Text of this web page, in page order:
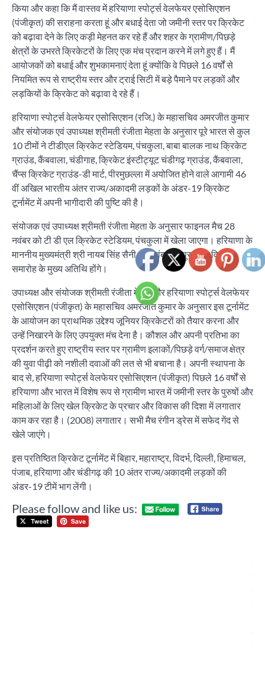
किया और कहा कि मैं वास्तव में हरियाणा स्पोर्ट्स वेलफेयर एसोसिएशन
(पंजीकृत) की सराहना करता हूं और बधाई देता जो जमीनी स्तर पर क्रिकेट
को बढ़ावा देने के लिए कड़ी मेहनत कर रहे हैं और शहर के ग्रामीण/पिछड़े
क्षेत्रों के उभरते क्रिकेटरों के लिए एक मंच प्रदान करने में लगे हुए हैं। मैं
आयोजकों को बधाई और शुभकामनाएं देता हूं क्योंकि वे पिछले 16 वर्षों से
नियमित रूप से राष्ट्रीय स्तर और ट्राई सिटी में बड़े पैमाने पर लड़कों और
लड़कियों के क्रिकेट को बढ़ावा दे रहे हैं।
हरियाणा स्पोर्ट्स वेलफेयर एसोसिएशन (रजि.) के महासचिव अमरजीत कुमार
और संयोजक एवं उपाध्यक्ष श्रीमती रंजीता मेहता के अनुसार पूरे भारत से कुल
10 टीमों ने टीडीएल क्रिकेट स्टेडियम, पंचकुला, बाबा बालक नाथ क्रिकेट
ग्राउंड, कैंबवाला, चंडीगाह, क्रिकेट इंस्टीट्यूट चंडीगढ़ ग्राउंड, कैंबवाला,
चैंप्स क्रिकेट ग्राउंड-डी मार्ट, पीरमुछल्ला में अयोजित होने वाले आगामी 46
वीं अखिल भारतीय अंतर राज्य/अकादमी लड़कों के अंडर-19 क्रिकेट
टूर्नामेंट में अपनी भागीदारी की पुष्टि की है।
संयोजक एवं उपाध्यक्ष श्रीमती रंजीता मेहता के अनुसार फाइनल मैच 28
नवंबर को टी डी एल क्रिकेट स्टेडियम, पंचकुला में खेला जाएगा। हरियाणा के
माननीय मुख्यमंत्री श्री नायब सिंह सैनी 28 नवंबर को पुरस्कार वितरण
समारोह के मुख्य अतिथि होंगे।
उपाध्यक्ष और संयोजक श्रीमती रंजीता मेहता और हरियाणा स्पोर्ट्स वेलफेयर
एसोसिएशन (पंजीकृत) के महासचिव अमरजीत कुमार के अनुसार इस टूर्नामेंट
के आयोजन का प्राथमिक उद्देश्य जूनियर क्रिकेटरों को तैयार करना और
उन्हें निखारने के लिए उपयुक्त मंच देना है। कौशल और अपनी प्रतिभा का
प्रदर्शन करते हुए राष्ट्रीय स्तर पर ग्रामीण इलाकों/पिछड़े वर्ग/समाज क्षेत्र
की युवा पीढ़ी को नशीली दवाओं की लत से भी बचाना है। अपनी स्थापना के
बाद से, हरियाणा स्पोर्ट्स वेलफेयर एसोसिएशन (पंजीकृत) पिछले 16 वर्षों से
हरियाणा और भारत में विशेष रूप से ग्रामीण भारत में जमीनी स्तर के पुरुषों और
महिलाओं के लिए खेल क्रिकेट के प्रचार और विकास की दिशा में लगातार
काम कर रहा है। (2008) लगातार। सभी मैच रंगीन ड्रेस में सफेद गेंद से
खेले जाएंगे।
इस प्रतिष्ठित क्रिकेट टूर्नामेंट में बिहार, महाराष्ट्र, विदर्भ, दिल्ली, हिमाचल,
पंजाब, हरियाणा और चंडीगढ़ की 10 अंतर राज्य/अकादमी लड़कों की
अंडर-19 टीमें भाग लेंगी।
Please follow and like us:
Post